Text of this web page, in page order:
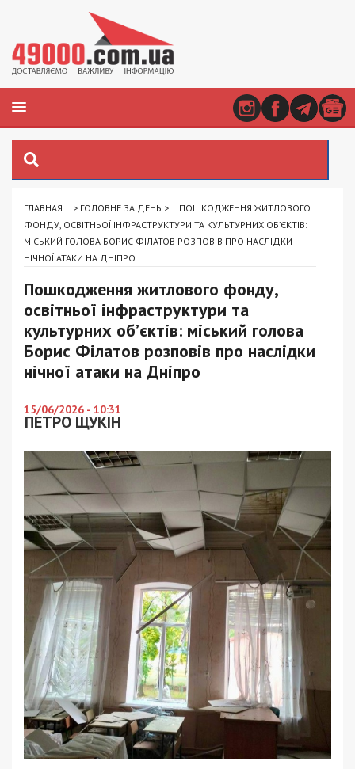
ГЛАВНАЯ > ГОЛОВНЕ ЗА ДЕНЬ >
ПОШКОДЖЕННЯ ЖИТЛОВОГО
ФОНДУ, ОСВІТНЬОЇ ІНФРАСТРУКТУРИ ТА КУЛЬТУРНИХ ОБ’ЄКТІВ:
МІСЬКИЙ ГОЛОВА БОРИС ФІЛАТОВ РОЗПОВІВ ПРО НАСЛІДКИ
НІЧНОЇ АТАКИ НА ДНІПРО
Пошкодження житлового фонду,
освітньої інфраструктури та
культурних об’єктів: міський голова
Борис Філатов розповів про наслідки
нічної атаки на Дніпро
15/06/2026 - 10:31
ПЕТРО ЩУКІН